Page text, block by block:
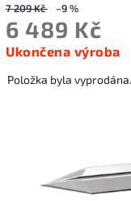
7 209 Kč –9 %
6 489 Kč
Ukončena výroba
Položka byla